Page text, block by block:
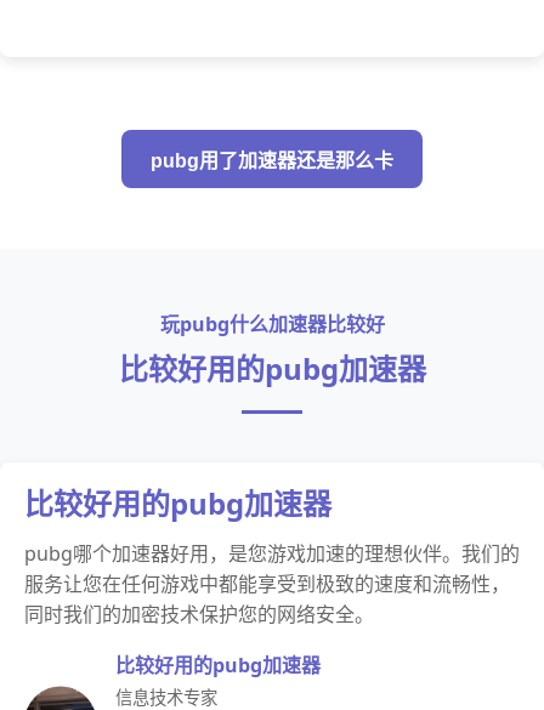
pubg用了加速器还是那么卡
玩pubg什么加速器比较好
比较好用的pubg加速器
比较好用的pubg加速器
pubg哪个加速器好用，是您游戏加速的理想伙伴。我们的
服务让您在任何游戏中都能享受到极致的速度和流畅性，
同时我们的加密技术保护您的网络安全。
比较好用的pubg加速器
信息技术专家